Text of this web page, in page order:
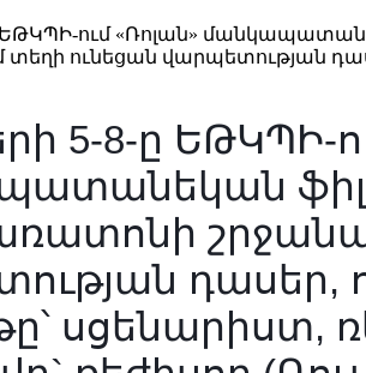
ԵԹԿՊԻ-ում «Ռոլան»
տեղի ունեցան վարպետության
5-8-ը ԵԹԿՊԻ-
դասեր,
սցենարիստ,